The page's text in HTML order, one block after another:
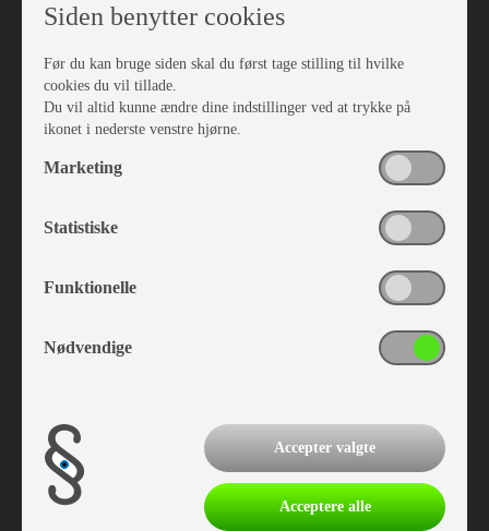
Indv. udstyr
Siden benytter cookies
Før du kan bruge siden skal du først tage stilling til hvilke
cookies du vil tillade.
Du vil altid kunne ændre dine indstillinger ved at trykke på
ikonet i nederste venstre hjørne.
Marketing
Statistiske
Funktionelle
Nødvendige
Accepter valgte
Acceptere alle